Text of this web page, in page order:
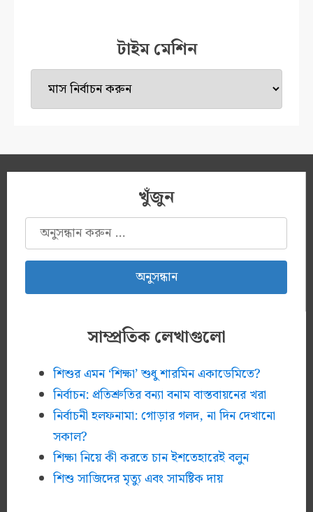
টাইম মেশিন
টাইম
মেশিন
খুঁজুন
অনুসন্ধানঃ
সাম্প্রতিক লেখাগুলো
শিশুর এমন ‘শিক্ষা’ শুধু শারমিন একাডেমিতে?
নির্বাচন: প্রতিশ্রুতির বন্যা বনাম বাস্তবায়নের খরা
নির্বাচনী হলফনামা: গোড়ার গলদ, না দিন দেখানো
সকাল?
শিক্ষা নিয়ে কী করতে চান ইশতেহারেই বলুন
শিশু সাজিদের মৃত্যু এবং সামষ্টিক দায়